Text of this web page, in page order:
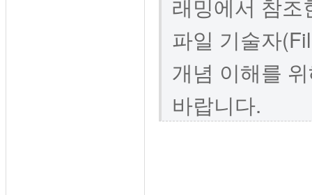
래밍에서 참조
파일 기술자
개념 이해를
바랍니다.